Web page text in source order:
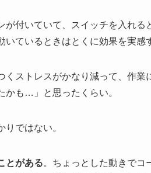
付いていて、スイッチを入れる
いているときはとくに効果を実感
ストレスがかなり減って、作業
かも…」と思ったくらい。
ではない。
とがある。ちょっとした動きでコ